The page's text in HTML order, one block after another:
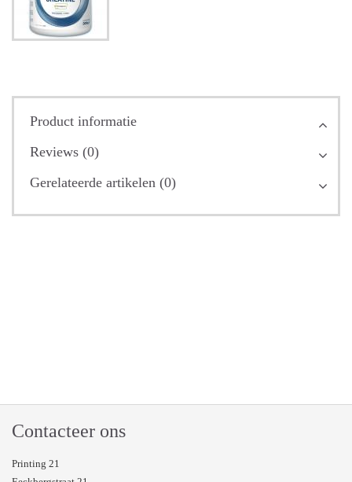
Product informatie
Reviews (0)
Gerelateerde artikelen (0)
Contacteer ons
Printing 21